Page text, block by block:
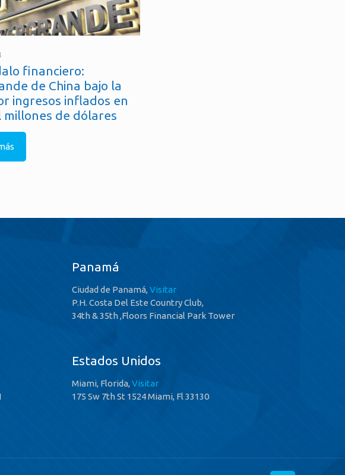
financiero:
de China bajo la
ingresos inflados en
millones de dólares
Panamá
Ciudad de Panamá,Visitar
P.H. Costa Del Este Country Club,
34th & 35th ,Floors Financial Park Tower
Estados Unidos
Miami, Florida,Visitar
175 Sw 7th St 1524 Miami, Fl 33130